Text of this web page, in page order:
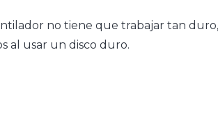
no tiene que trabajar tan
al usar un disco duro.